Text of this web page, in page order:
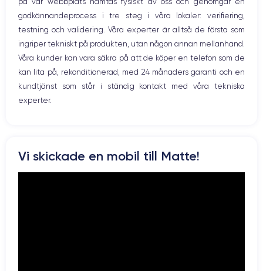
Vibration
Prise USB
godkännandeprocess i tre steg i våra lokaler: verifiering,
testning och validering. Våra experter är alltså de första som
ingriper tekniskt på produkten, utan någon annan mellanhand.
Våra kunder kan vara säkra på att de köper en telefon som de
kan lita på, rekonditionerad, med 24 månaders garanti och en
kundtjänst som står i ständig kontakt med våra tekniska
experter.
Vi skickade en mobil till Matte!